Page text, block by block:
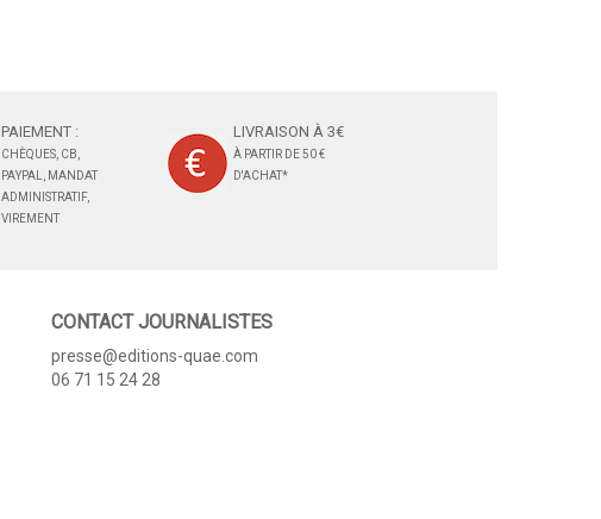
PAIEMENT :
CHÈQUES, CB,
PAYPAL, MANDAT
ADMINISTRATIF,
VIREMENT
LIVRAISON À 3€
À PARTIR DE 50 €
D'ACHAT*
CONTACT JOURNALISTES
presse@editions-quae.com
06 71 15 24 28